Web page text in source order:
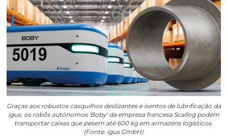
Graças aos robustos casquilhos deslizantes e isentos de lubrificação da
igus, os robôs autónomos 'Boby' da empresa francesa Scallog podem
transportar caixas que pesem até 600 kg em armazéns logísticos.
(Fonte: igus GmbH)